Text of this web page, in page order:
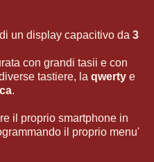
un display capacitivo da 3
con grandi tasii e con
tastiere, la qwerty e
.
il proprio smartphone in
il proprio menu'